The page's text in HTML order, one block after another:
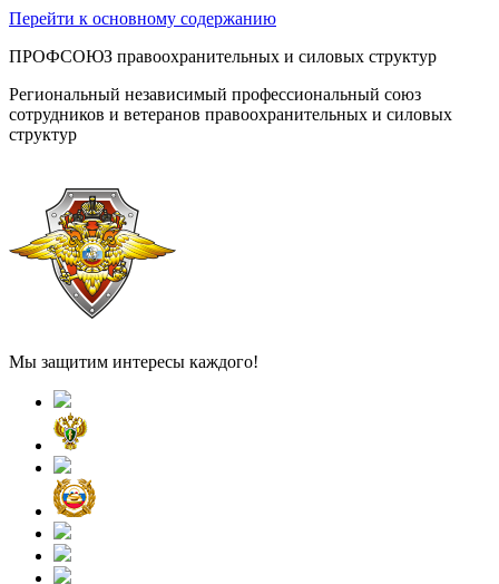
Перейти к основному содержанию
ПРОФСОЮЗ правоохранительных и силовых структур
Региональный независимый профессиональный союз
сотрудников и ветеранов правоохранительных и силовых
структур
Мы защитим интересы каждого!